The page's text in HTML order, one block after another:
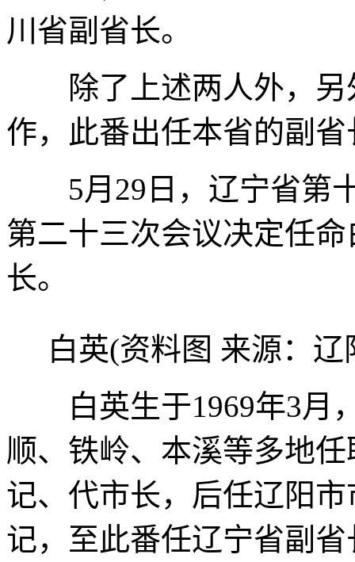
川省副省长。
除了上述两人外，另
作，此番出任本省的副省
5月29日，辽宁省第十
第二十三次会议决定任
长。
白英(资料图 来源：
白英生于1969年3月
顺、铁岭、本溪等多地
记、代市长，后任辽阳
记，至此番任辽宁省副省